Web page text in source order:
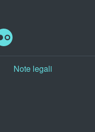
Note legali